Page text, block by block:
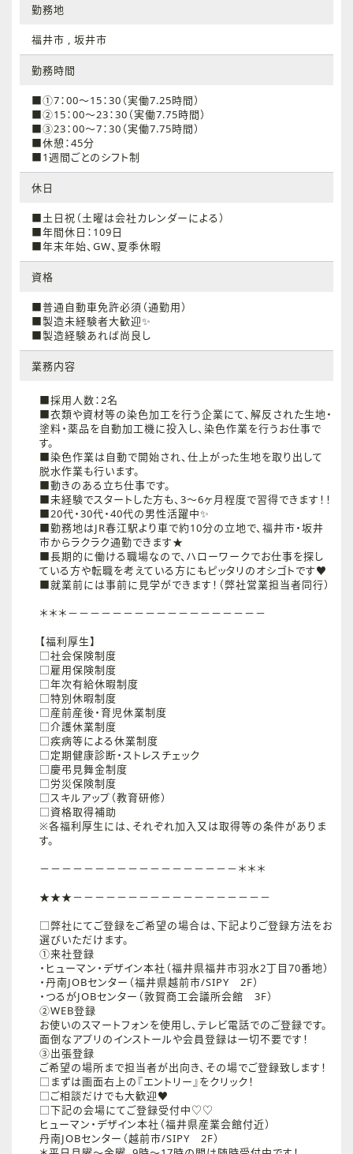
勤務地
福井市 , 坂井市
勤務時間
■①7：00～15：30（実働7.25時間）
■②15：00～23：30（実働7.75時間）
■③23：00～7：30（実働7.75時間）
■休憩：45分
■1週間ごとのシフト制
休日
■土日祝（土曜は会社カレンダーによる）
■年間休日：109日
■年末年始、GW、夏季休暇
資格
■普通自動車免許必須（通勤用）
■製造未経験者大歓迎✨
■製造経験あれば尚良し
業務内容
■採用人数：2名
■衣類や資材等の染色加工を行う企業にて、解反された生地・
塗料・薬品を自動加工機に投入し、染色作業を行うお仕事で
す。
■染色作業は自動で開始され、仕上がった生地を取り出して
脱水作業も行います。
■動きのある立ち仕事です。
■未経験でスタートした方も、3～6ヶ月程度で習得できます！！
■20代・30代・40代の男性活躍中✨
■勤務地はJR春江駅より車で約10分の立地で、福井市・坂井
市からラクラク通勤できます★
■長期的に働ける職場なので、ハローワークでお仕事を探し
ている方や転職を考えている方にもピッタリのオシゴトです♥
■就業前には事前に見学ができます！（弊社営業担当者同行）
＊＊＊－－－－－－－－－－－－－－－－－－
【福利厚生】
□社会保険制度
□雇用保険制度
□年次有給休暇制度
□特別休暇制度
□産前産後・育児休業制度
□介護休業制度
□疾病等による休業制度
□定期健康診断・ストレスチェック
□慶弔見舞金制度
□労災保険制度
□スキルアップ（教育研修）
□資格取得補助
※各福利厚生には、それぞれ加入又は取得等の条件がありま
す。
－－－－－－－－－－－－－－－－－－＊＊＊
★★★－－－－－－－－－－－－－－－－－－
□弊社にてご登録をご希望の場合は、下記よりご登録方法をお
選びいただけます。
①来社登録
・ヒューマン・デザイン本社（福井県福井市羽水2丁目70番地）
・丹南JOBセンター（福井県越前市/SIPY 2F）
・つるがJOBセンター（敦賀商工会議所会館 3F）
②WEB登録
お使いのスマートフォンを使用し、テレビ電話でのご登録です。
面倒なアプリのインストールや会員登録は一切不要です！
③出張登録
ご希望の場所まで担当者が出向き、その場でご登録致します！
□まずは画面右上の『エントリー』をクリック！
□ご相談だけでも大歓迎♥
□下記の会場にてご登録受付中♡♡
ヒューマン・デザイン本社（福井県産業会館付近）
丹南JOBセンター（越前市/SIPY 2F）